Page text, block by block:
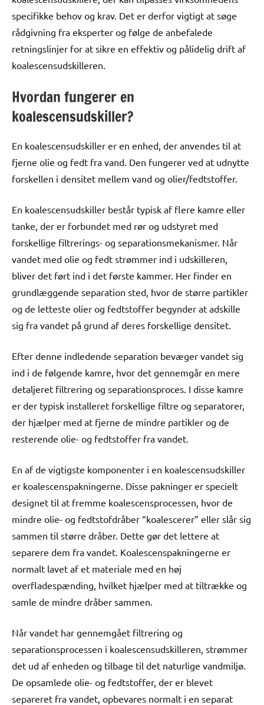
specifikke behov og krav. Det er derfor vigtigt at søge
rådgivning fra eksperter og følge de anbefalede
retningslinjer for at sikre en effektiv og pålidelig drift af
koalescensudskilleren.
Hvordan fungerer en
koalescensudskiller?
En koalescensudskiller er en enhed, der anvendes til at
fjerne olie og fedt fra vand. Den fungerer ved at udnytte
forskellen i densitet mellem vand og olier/fedtstoffer.
En koalescensudskiller består typisk af flere kamre eller
tanke, der er forbundet med rør og udstyret med
forskellige filtrerings- og separationsmekanismer. Når
vandet med olie og fedt strømmer ind i udskilleren,
bliver det ført ind i det første kammer. Her finder en
grundlæggende separation sted, hvor de større partikler
og de letteste olier og fedtstoffer begynder at adskille
sig fra vandet på grund af deres forskellige densitet.
Efter denne indledende separation bevæger vandet sig
ind i de følgende kamre, hvor det gennemgår en mere
detaljeret filtrering og separationsproces. I disse kamre
er der typisk installeret forskellige filtre og separatorer,
der hjælper med at fjerne de mindre partikler og de
resterende olie- og fedtstoffer fra vandet.
En af de vigtigste komponenter i en koalescensudskiller
er koalescenspakningerne. Disse pakninger er specielt
designet til at fremme koalescensprocessen, hvor de
mindre olie- og fedtstofdråber “koalescerer” eller slår sig
sammen til større dråber. Dette gør det lettere at
separere dem fra vandet. Koalescenspakningerne er
normalt lavet af et materiale med en høj
overfladespænding, hvilket hjælper med at tiltrække og
samle de mindre dråber sammen.
Når vandet har gennemgået filtrering og
separationsprocessen i koalescensudskilleren, strømmer
det ud af enheden og tilbage til det naturlige vandmiljø.
De opsamlede olie- og fedtstoffer, der er blevet
separeret fra vandet, opbevares normalt i en separat